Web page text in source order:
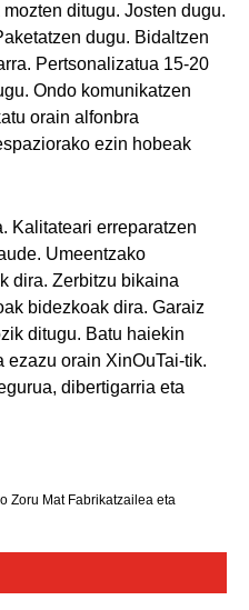
ditugu. Josten dugu.
dugu. Bidaltzen
Pertsonalizatua 15-20
Ondo komunikatzen
orain alfonbra
ezin hobeak
Kalitateari erreparatzen
Umeentzako
dira. Zerbitzu bikaina
bidezkoak dira. Garaiz
ditugu. Batu haiekin
ezazu orain XinOuTai-tik.
dibertigarria eta
Zoru Mat Fabrikatzailea eta